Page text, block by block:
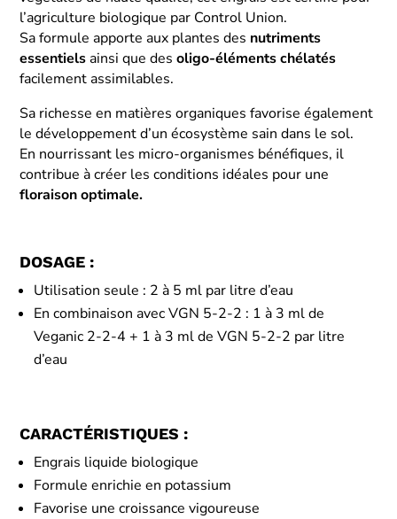
l’agriculture biologique par Control Union.
Sa formule apporte aux plantes des nutriments
essentielsainsi que desoligo-éléments chélatés
facilement assimilables.
Sa richesse en matières organiques favorise également
le développement d’un écosystème sain dans le sol.
En nourrissant les micro-organismes bénéfiques, il
contribue à créer les conditions idéales pour une
floraison optimale.
DOSAGE :
Utilisation seule : 2 à 5 ml par litre d’eau
En combinaison avec VGN 5-2-2 : 1 à 3 ml de
Veganic 2-2-4 + 1 à 3 ml de VGN 5-2-2 par litre
d’eau
CARACTÉRISTIQUES :
Engrais liquide biologique
Formule enrichie en potassium
Favorise une croissance vigoureuse